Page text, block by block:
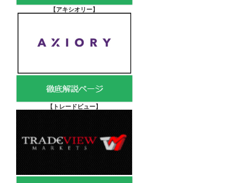
【アキシオリー】
【 トレードビュー】